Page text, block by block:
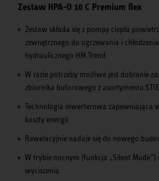
Zestaw HPA-O 10 C Premium flex
Zestaw składa się z pompy ciepła
zewnętrznego do ogrzewania i
hydraulicznego HM Trend
W razie potrzeby możliwe jest dobranie
zbiornika buforowego z asortymentu
Technologia inwerterowa zapewniająca
koszty energii
Rewelacyjnie nadaje się do nowego
W trybie nocnym (funkcja „Silent
wyciszenia